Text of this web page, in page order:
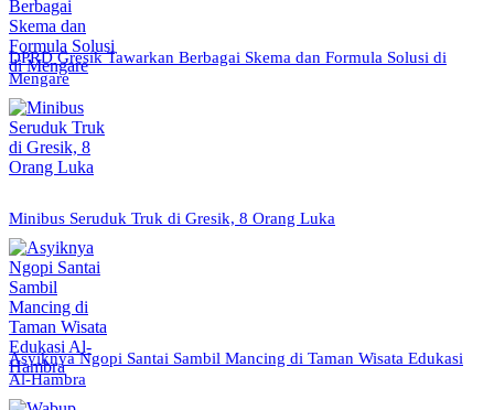
DPRD Gresik Tawarkan Berbagai Skema dan Formula Solusi di
Mengare
Minibus Seruduk Truk di Gresik, 8 Orang Luka
Asyiknya Ngopi Santai Sambil Mancing di Taman Wisata Edukasi
Al-Hambra